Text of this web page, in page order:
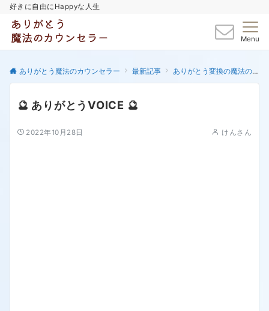
好きに自由にHappyな人生
Menu
ありがとう魔法のカウンセラー 最新記事 ありがとう変換の魔法の書
🔮 ありがとうVOICE 🔮
2022年10月28日 けんさん